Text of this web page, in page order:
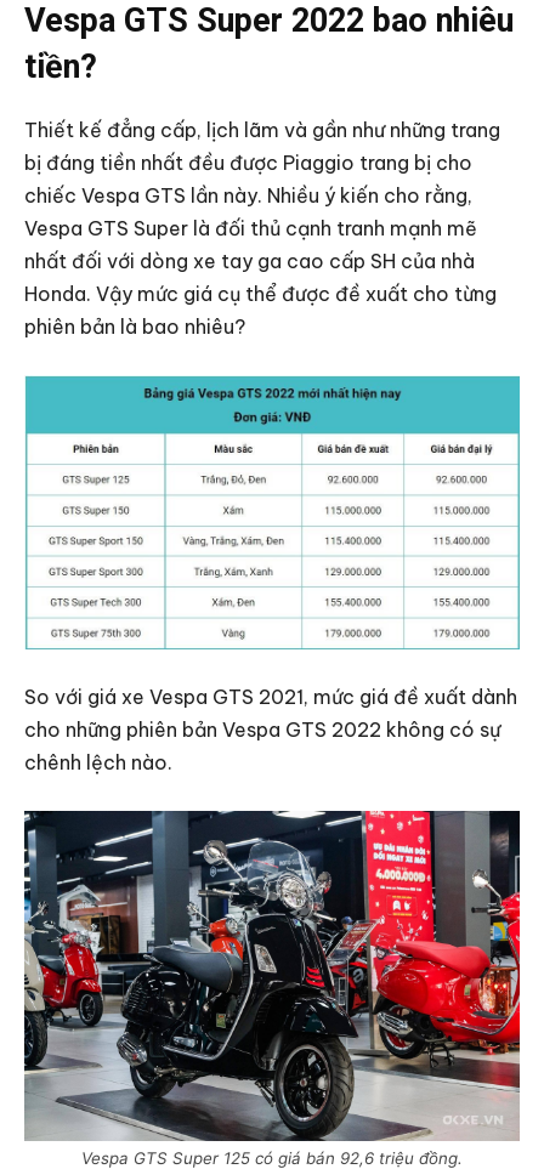
Vespa GTS Super 2022 bao nhiêu
tiền?
Thiết kế đẳng cấp, lịch lãm và gần như những trang
bị đáng tiền nhất đều được Piaggio trang bị cho
chiếc Vespa GTS lần này. Nhiều ý kiến cho rằng,
Vespa GTS Super là đối thủ cạnh tranh mạnh mẽ
nhất đối với dòng xe tay ga cao cấp SH của nhà
Honda. Vậy mức giá cụ thể được đề xuất cho từng
phiên bản là bao nhiêu?
So với giá xe Vespa GTS 2021, mức giá đề xuất dành
cho những phiên bản Vespa GTS 2022 không có sự
chênh lệch nào.
Vespa GTS Super 125 có giá bán 92,6 triệu đồng.